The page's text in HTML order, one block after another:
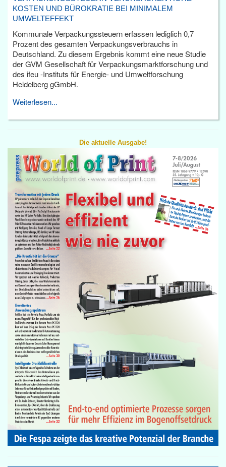
KOSTEN UND BÜROKRATIE BEI MINIMALEM
UMWELTEFFEKT
Kommunale Verpackungssteuern erfassen lediglich 0,7
Prozent des gesamten Verpackungsverbrauchs in
Deutschland. Zu diesem Ergebnis kommt eine neue Studie
der GVM Gesellschaft für Verpackungsmarktforschung und
des ifeu -Instituts für Energie- und Umweltforschung
Heidelberg gGmbH.
Weiterlesen...
Die aktuelle Ausgabe!